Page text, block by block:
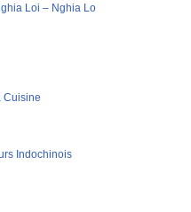
Loi – Nghia Lo
Cuisine
Indochinois